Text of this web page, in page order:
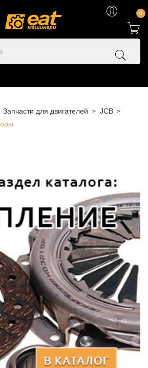
0
Запчасти для двигателей
JCB